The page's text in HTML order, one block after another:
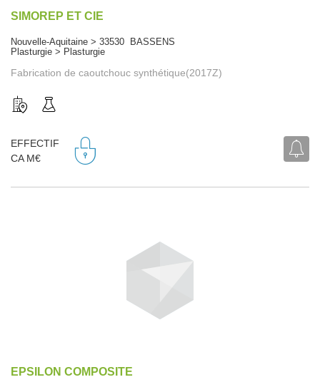
SIMOREP ET CIE
Nouvelle-Aquitaine > 33530 BASSENS
Plasturgie > Plasturgie
Fabrication de caoutchouc synthétique(2017Z)
EFFECTIF
CA M€
EPSILON COMPOSITE